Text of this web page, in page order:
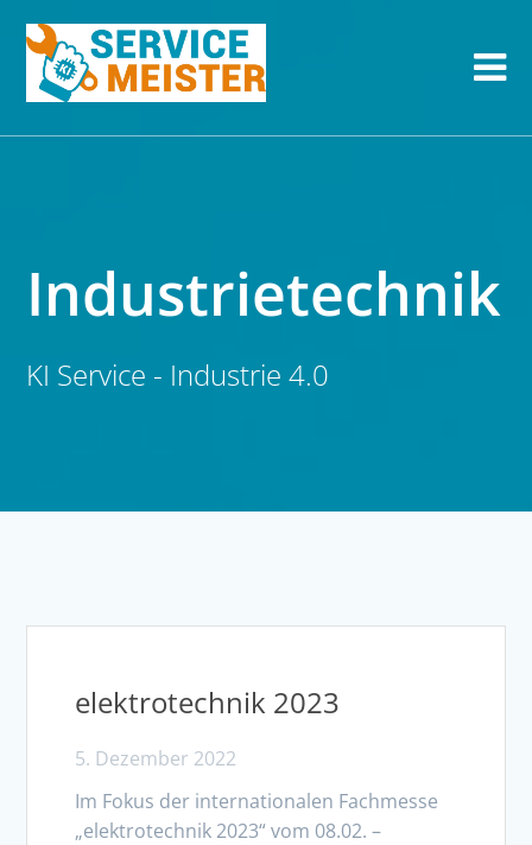
Industrietechnik
KI Service - Industrie 4.0
elektrotechnik 2023
5. Dezember 2022
Im Fokus der internationalen Fachmesse
„elektrotechnik 2023“ vom 08.02. –